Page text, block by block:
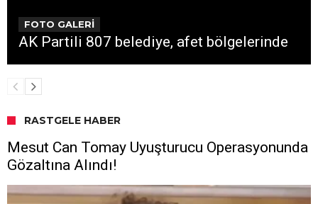
FOTO GALERİ
AK Partili 807 belediye, afet bölgelerinde
RASTGELE HABER
Mesut Can Tomay Uyuşturucu Operasyonunda
Gözaltına Alındı!